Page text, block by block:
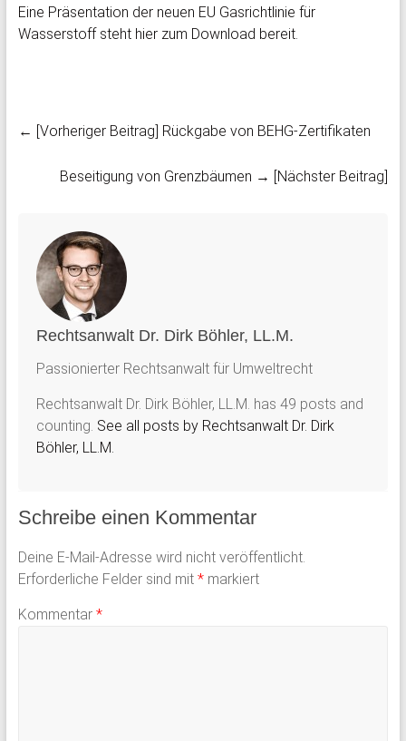
Eine Präsentation der neuen EU Gasrichtlinie für
Wasserstoff steht hier zum Download bereit.
← [Vorheriger Beitrag] Rückgabe von BEHG-Zertifikaten
Beseitigung von Grenzbäumen → [Nächster Beitrag]
Rechtsanwalt Dr. Dirk Böhler, LL.M.
Passionierter Rechtsanwalt für Umweltrecht
Rechtsanwalt Dr. Dirk Böhler, LL.M. has 49 posts and
counting. See all posts by Rechtsanwalt Dr. Dirk
Böhler, LL.M.
Schreibe einen Kommentar
Deine E-Mail-Adresse wird nicht veröffentlicht.
Erforderliche Felder sind mit *markiert
Kommentar *